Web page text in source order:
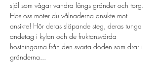
själ som vågar vandra längs gränder och torg.
Hos oss möter du vålnaderna ansikte mot
ansikte! Hör deras släpande steg, deras tunga
andetag i kylan och de fruktansvärda
hostningarna från den svarta döden som drar i
gränderna...